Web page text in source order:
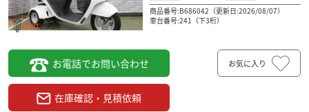
商品番号:B686042（更新日:2026/08/07）
車台番号:241（下3桁）
お電話でお問い合わせ
在庫確認・見積依頼
お気に入り